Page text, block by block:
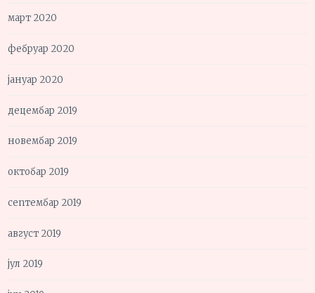
март 2020
фебруар 2020
јануар 2020
децембар 2019
новембар 2019
октобар 2019
септембар 2019
август 2019
јул 2019